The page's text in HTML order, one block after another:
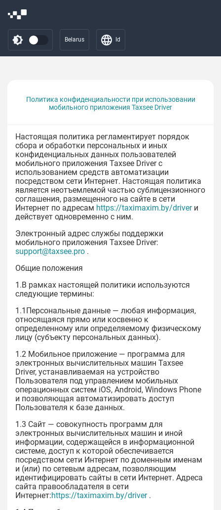
Belarus Id
Политика конфиденциальности при использовании
мобильного приложения Taxsee Driver
Настоящая политика регламентирует порядок
сбора и обработки персональных и иных
конфиденциальных данных пользователей
мобильного приложения Taxsee Driver с
использованием средств автоматизации
посредством сети Интернет. Настоящая политика
является неотъемлемой частью сублицензионного
соглашения, размещенного на сайте в сети
Интернет по адресам https://taximaxim.by/driverи
действует одновременно с ним.
Электронный адрес службы поддержки
мобильного приложения Taxsee Driver:
support@taxsee.pro .
Общие положения
1.В рамках настоящей политики используются
следующие термины:
1.1Персональные данные — любая информация,
относящаяся прямо или косвенно к
определенному или определяемому физическому
лицу (субъекту персональных данных).
1.2 Мобильное приложение — программа для
электронных вычислительных машин Taxsee
Driver, устанавливаемая на устройство
Пользователя под управлением мобильных
операционных систем iOS, Android, Windows Phone
и позволяющая автоматизировать доступ
Пользователя к базе данных.
1.3 Сайт — совокупность программ для
электронных вычислительных машин и иной
информации, содержащейся в информационной
системе, доступ к которой обеспечивается
посредством сети Интернет по доменным именам
и (или) по сетевым адресам, позволяющим
идентифицировать сайты в сети Интернет. Адреса
сайта правообладателя в сети
Интернет:https://taximaxim.by/driver.